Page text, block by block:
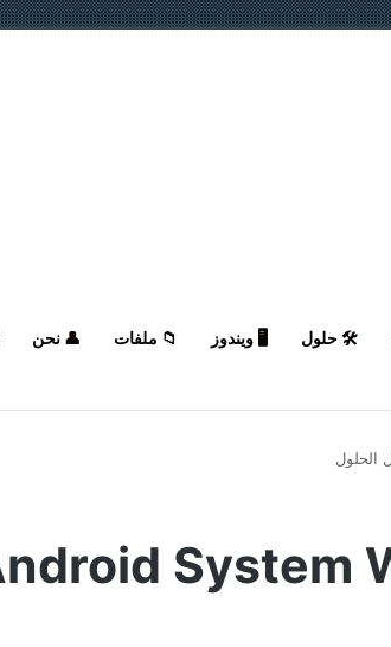
🛠️ حلول 🖥️ ويندوز 📁 ملفات 👤 نحن